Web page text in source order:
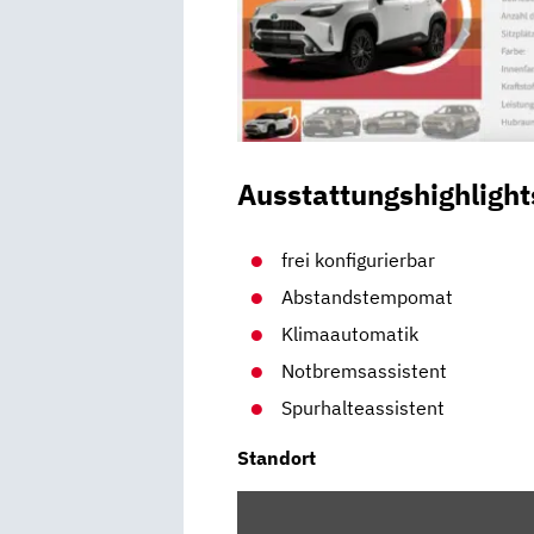
frei konfigurierbar
Abstandstempomat
Klimaautomatik
Notbremsassistent
Spurhalteassistent
Standort